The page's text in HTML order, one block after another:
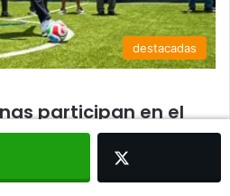
destacadas
participan en el
Futbolera en